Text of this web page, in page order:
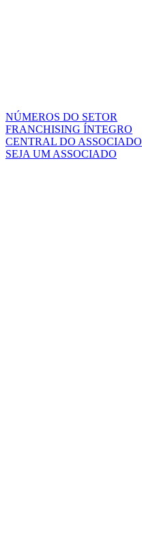
NÚMEROS DO SETOR
FRANCHISING ÍNTEGRO
CENTRAL DO ASSOCIADO
SEJA UM ASSOCIADO